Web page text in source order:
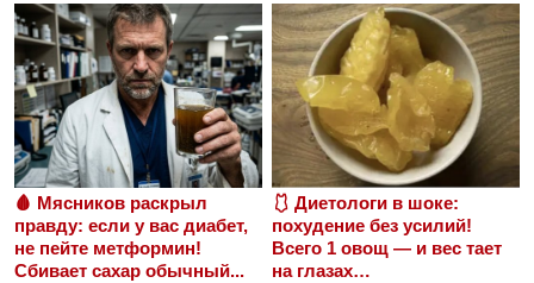
🩸 Мясников раскрыл
правду: если у вас диабет,
не пейте метформин!
Сбивает сахар обычный...
🩱 Диетологи в шоке:
похудение без усилий!
Всего 1 овощ — и вес тает
на глазах…